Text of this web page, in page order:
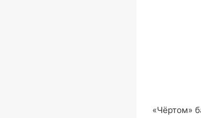
«Чёртом»